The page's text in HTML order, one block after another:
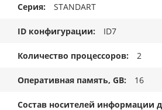
Серия STANDART
ID конфигурации ID7
Количество процессоров 2
Оперативная память, GB 16
Состав носителей информации